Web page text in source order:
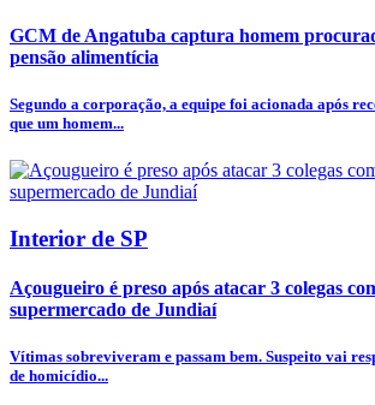
GCM de Angatuba captura homem
pensão alimentícia
Segundo a corporação, a equipe foi acionada após
que um homem...
Interior de SP
Açougueiro é preso após atacar 3 colegas
supermercado de Jundiaí
Vítimas sobreviveram e passam bem. Suspeito vai
de homicídio...